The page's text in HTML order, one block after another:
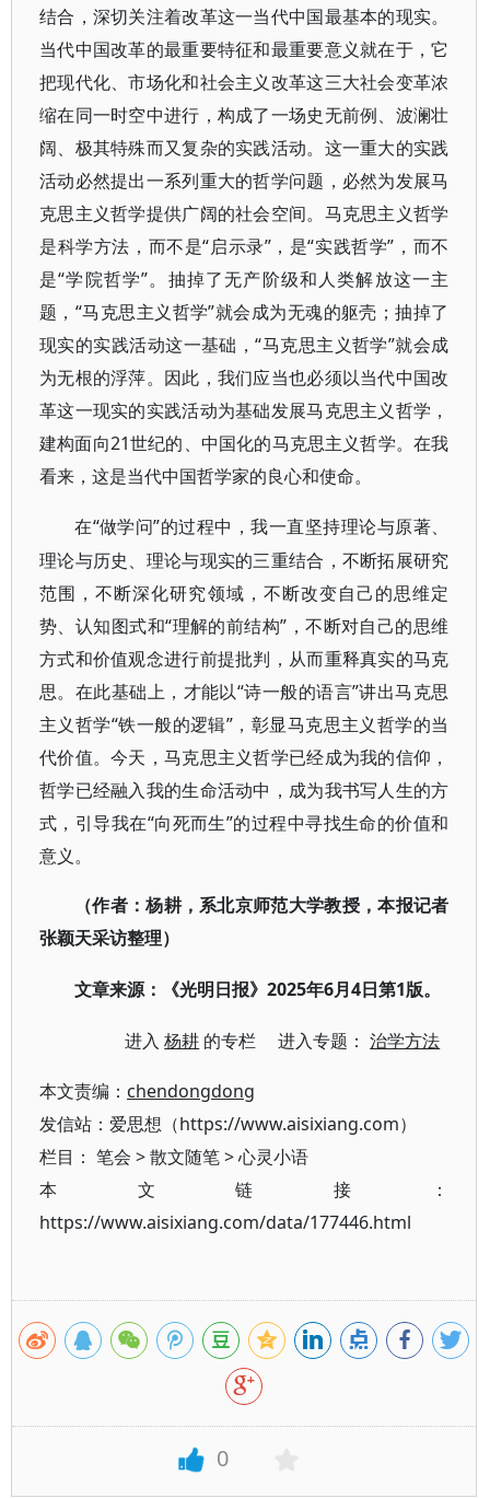
结合，深切关注着改革这一当代中国最基本的现实。
当代中国改革的最重要特征和最重要意义就在于，它
把现代化、市场化和社会主义改革这三大社会变革浓
缩在同一时空中进行，构成了一场史无前例、波澜壮
阔、极其特殊而又复杂的实践活动。这一重大的实践
活动必然提出一系列重大的哲学问题，必然为发展马
克思主义哲学提供广阔的社会空间。马克思主义哲学
是科学方法，而不是“启示录”，是“实践哲学”，而不
是“学院哲学”。抽掉了无产阶级和人类解放这一主
题，“马克思主义哲学”就会成为无魂的躯壳；抽掉了
现实的实践活动这一基础，“马克思主义哲学”就会成
为无根的浮萍。因此，我们应当也必须以当代中国改
革这一现实的实践活动为基础发展马克思主义哲学，
建构面向21世纪的、中国化的马克思主义哲学。在我
看来，这是当代中国哲学家的良心和使命。
在“做学问”的过程中，我一直坚持理论与原著、
理论与历史、理论与现实的三重结合，不断拓展研究
范围，不断深化研究领域，不断改变自己的思维定
势、认知图式和“理解的前结构”，不断对自己的思维
方式和价值观念进行前提批判，从而重释真实的马克
思。在此基础上，才能以“诗一般的语言”讲出马克思
主义哲学“铁一般的逻辑”，彰显马克思主义哲学的当
代价值。今天，马克思主义哲学已经成为我的信仰，
哲学已经融入我的生命活动中，成为我书写人生的方
式，引导我在“向死而生”的过程中寻找生命的价值和
意义。
（作者：杨耕，系北京师范大学教授，本报记者
张颖天采访整理）
文章来源：《光明日报》 2025年6月4日第1版。
进入杨耕 的专栏 进入专题：治学方法
本文责编： chendongdong
发信站：爱思想（https://www.aisixiang.com）
栏目： 笔会 >散文随笔>心灵小语
本文链接：
https://www.aisixiang.com/data/177446.html
0